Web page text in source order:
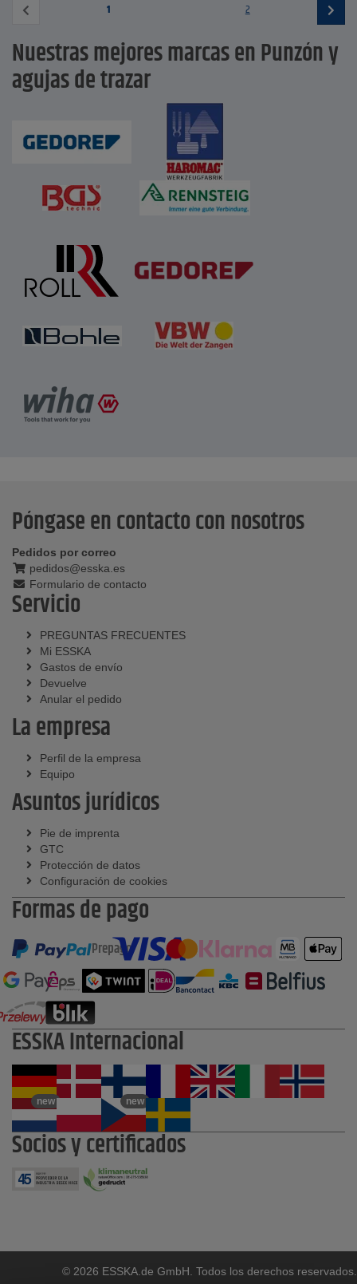
1 2
Nuestras mejores marcas en Punzón y
agujas de trazar
Póngase en contacto con nosotros
Pedidos por correo
pedidos@esska.es
Formulario de contacto
Servicio
PREGUNTAS FRECUENTES
Mi ESSKA
Gastos de envío
Devuelve
Anular el pedido
La empresa
Perfil de la empresa
Equipo
Asuntos jurídicos
Pie de imprenta
GTC
Protección de datos
Configuración de cookies
Formas de pago
Prepago
ESSKA Internacional
new new
Socios y certificados
© 2026 ESSKA.de GmbH. Todos los derechos reservados.